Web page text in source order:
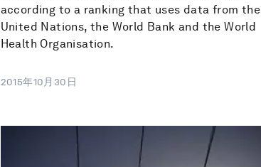
according to a ranking that uses data from the
United Nations, the World Bank and the World
Health Organisation.
2015年10月30日